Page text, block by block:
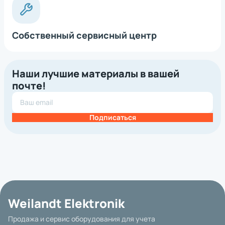
Собственный сервисный центр
Наши лучшие материалы в вашей
почте!
Подписаться
Weilandt Elektronik
Продажа и сервис оборудования для учета